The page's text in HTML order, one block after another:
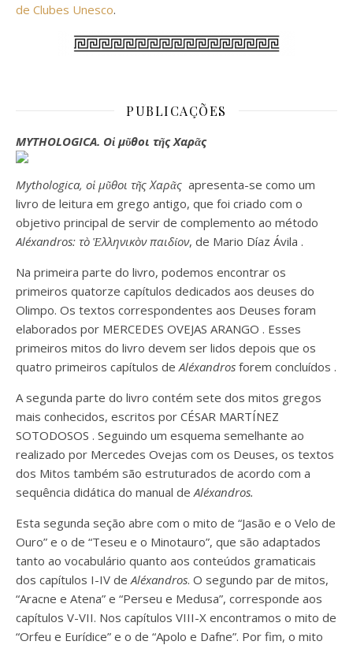
de Clubes Unesco.
PUBLICAÇÕES
MYTHOLOGICA. Οἱ μῦθοι τῆς Χαρᾶς
Mythologica, οἱ μῦθοι τῆς Χαρᾶς apresenta-se como um
livro de leitura em grego antigo, que foi criado com o
objetivo principal de servir de complemento ao método
Aléxandros: τò Ἑλληνικòν παιδίον, de Mario Díaz Ávila .
Na primeira parte do livro, podemos encontrar os
primeiros quatorze capítulos dedicados aos deuses do
Olimpo. Os textos correspondentes aos Deuses foram
elaborados por MERCEDES OVEJAS ARANGO . Esses
primeiros mitos do livro devem ser lidos depois que os
quatro primeiros capítulos de Aléxandros forem concluídos .
A segunda parte do livro contém sete dos mitos gregos
mais conhecidos, escritos por CÉSAR MARTÍNEZ
SOTODOSOS . Seguindo um esquema semelhante ao
realizado por Mercedes Ovejas com os Deuses, os textos
dos Mitos também são estruturados de acordo com a
sequência didática do manual de Aléxandros.
Esta segunda seção abre com o mito de “Jasão e o Velo de
Ouro” e o de “Teseu e o Minotauro”, que são adaptados
tanto ao vocabulário quanto aos conteúdos gramaticais
dos capítulos I-IV de Aléxandros. O segundo par de mitos,
“Aracne e Atena” e “Perseu e Medusa”, corresponde aos
capítulos V-VII. Nos capítulos VIII-X encontramos o mito de
“Orfeu e Eurídice” e o de “Apolo e Dafne”. Por fim, o mito